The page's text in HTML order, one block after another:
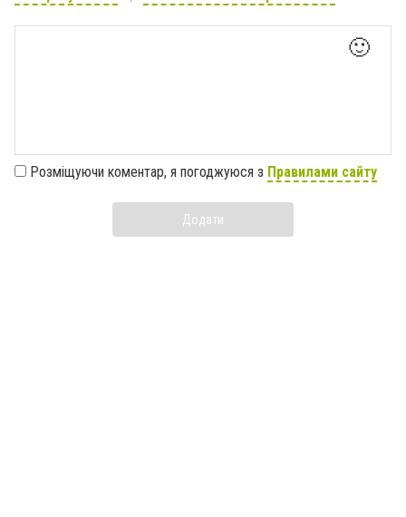
🙂
Розміщуючи коментар, я погоджуюся з Правилами сайту
Додати